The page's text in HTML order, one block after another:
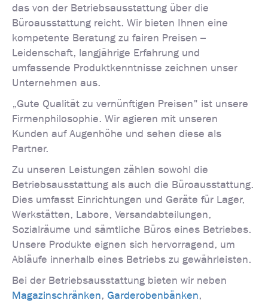
das von der Betriebsausstattung über die
Büroausstattung reicht. Wir bieten Ihnen eine
kompetente Beratung zu fairen Preisen –
Leidenschaft, langjährige Erfahrung und
umfassende Produktkenntnisse zeichnen unser
Unternehmen aus.
„Gute Qualität zu vernünftigen Preisen" ist unsere
Firmenphilosophie. Wir agieren mit unseren
Kunden auf Augenhöhe und sehen diese als
Partner.
Zu unseren Leistungen zählen sowohl die
Betriebsausstattung als auch die Büroausstattung.
Dies umfasst Einrichtungen und Geräte für Lager,
Werkstätten, Labore, Versandabteilungen,
Sozialräume und sämtliche Büros eines Betriebes.
Unsere Produkte eignen sich hervorragend, um
Abläufe innerhalb eines Betriebs zu gewährleisten.
Bei der Betriebsausstattung bieten wir neben
Magazinschränken, Garderobenbänken,